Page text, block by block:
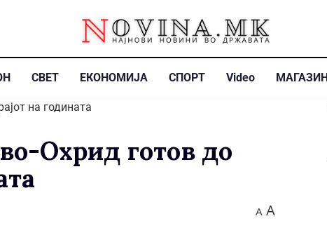
СВЕТ ЕКОНОМИЈА СПОРТ Video МАГАЗИН
Охрид готов до
A A